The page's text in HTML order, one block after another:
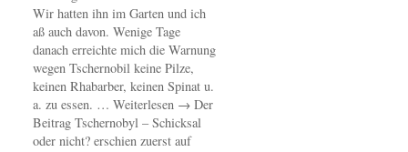
Wir hatten ihn im Garten und ich
aß auch davon. Wenige Tage
danach erreichte mich die Warnung
wegen Tschernobil keine Pilze,
keinen Rhabarber, keinen Spinat u.
a. zu essen. … Weiterlesen → Der
Beitrag Tschernobyl – Schicksal
oder nicht? erschien zuerst auf